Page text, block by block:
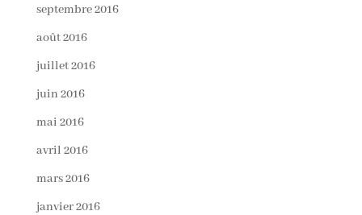
septembre 2016
août 2016
juillet 2016
juin 2016
mai 2016
avril 2016
mars 2016
janvier 2016